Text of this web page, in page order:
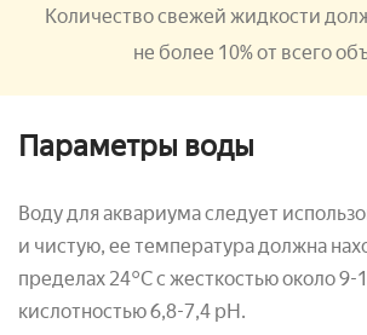
Количество свежей жидкости
не более 10% от всего
Параметры воды
Воду для аквариума следует
и чистую, ее температура должна
пределах 24°С с жесткостью около 9-
кислотностью 6,8-7,4 pH.